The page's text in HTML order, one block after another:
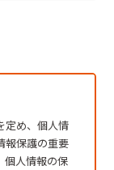
定め、個人情
報保護の重要
個人情報の保